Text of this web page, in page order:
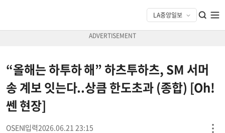
“올해는 하투하 해” 하츠투하츠, SM 서머
송 계보 잇는다..상큼 한도초과 (종합) [Oh!
쎈 현장]
OSEN 2026.06.21 23:15